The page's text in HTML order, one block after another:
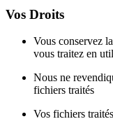
Vos Droits
Vous conservez
vous traitez en
Nous ne
fichiers traités
Vos fichiers